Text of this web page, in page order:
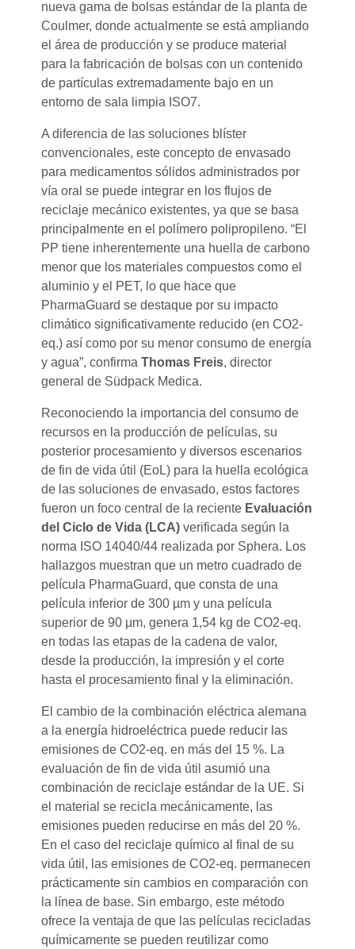
nueva gama de bolsas estándar de la planta de
Coulmer, donde actualmente se está ampliando
el área de producción y se produce material
para la fabricación de bolsas con un contenido
de partículas extremadamente bajo en un
entorno de sala limpia ISO7.
A diferencia de las soluciones blíster
convencionales, este concepto de envasado
para medicamentos sólidos administrados por
vía oral se puede integrar en los flujos de
reciclaje mecánico existentes, ya que se basa
principalmente en el polímero polipropileno. “El
PP tiene inherentemente una huella de carbono
menor que los materiales compuestos como el
aluminio y el PET, lo que hace que
PharmaGuard se destaque por su impacto
climático significativamente reducido (en CO2-
eq.) así como por su menor consumo de energía
y agua”, confirmaThomas Freis, director
general de Südpack Medica.
Reconociendo la importancia del consumo de
recursos en la producción de películas, su
posterior procesamiento y diversos escenarios
de fin de vida útil (EoL) para la huella ecológica
de las soluciones de envasado, estos factores
fueron un foco central de la reciente Evaluación
del Ciclo de Vida (LCA) verificada según la
norma ISO 14040/44 realizada por Sphera. Los
hallazgos muestran que un metro cuadrado de
película PharmaGuard, que consta de una
película inferior de 300 µm y una película
superior de 90 µm, genera 1,54 kg de CO2-eq.
en todas las etapas de la cadena de valor,
desde la producción, la impresión y el corte
hasta el procesamiento final y la eliminación.
El cambio de la combinación eléctrica alemana
a la energía hidroeléctrica puede reducir las
emisiones de CO2-eq. en más del 15 %. La
evaluación de fin de vida útil asumió una
combinación de reciclaje estándar de la UE. Si
el material se recicla mecánicamente, las
emisiones pueden reducirse en más del 20 %.
En el caso del reciclaje químico al final de su
vida útil, las emisiones de CO2-eq. permanecen
prácticamente sin cambios en comparación con
la línea de base. Sin embargo, este método
ofrece la ventaja de que las películas recicladas
químicamente se pueden reutilizar como